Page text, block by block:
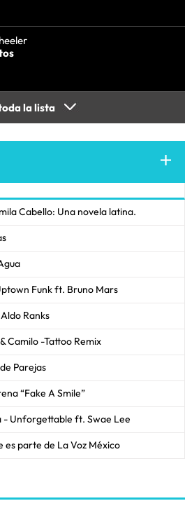
la lista
Cabello: Una novela latina.
Funk ft. Bruno Mars
Ranks
Camilo -Tattoo Remix
Parejas
“Fake A Smile”
- Unforgettable ft. Swae Lee
es parte de La Voz México